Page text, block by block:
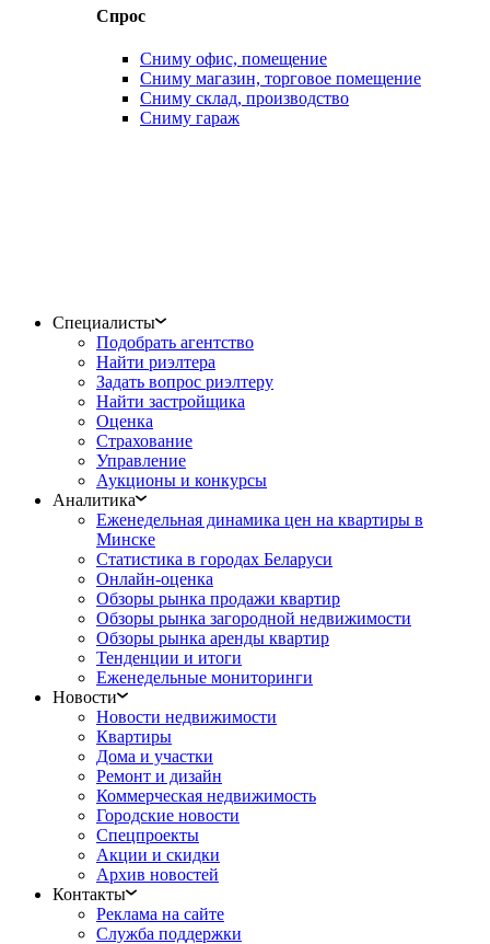
Спрос
Сниму офис, помещение
Сниму магазин, торговое помещение
Сниму склад, производство
Сниму гараж
Специалисты
Подобрать агентство
Найти риэлтера
Задать вопрос риэлтеру
Найти застройщика
Оценка
Страхование
Управление
Аукционы и конкурсы
Аналитика
Еженедельная динамика цен на квартиры в
Минске
Статистика в городах Беларуси
Онлайн-оценка
Обзоры рынка продажи квартир
Обзоры рынка загородной недвижимости
Обзоры рынка аренды квартир
Тенденции и итоги
Еженедельные мониторинги
Новости
Новости недвижимости
Квартиры
Дома и участки
Ремонт и дизайн
Коммерческая недвижимость
Городские новости
Спецпроекты
Акции и скидки
Архив новостей
Контакты
Реклама на сайте
Служба поддержки